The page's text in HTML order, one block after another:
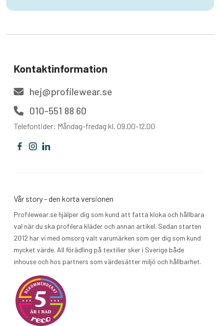
Kontaktinformation
hej@profilewear.se
010-551 88 60
Telefontider: Måndag-fredag kl. 09.00-12.00
Vår story - den korta versionen
Profilewear.se hjälper dig som kund att fatta kloka och hållbara
val när du ska profilera kläder och annan artikel. Sedan starten
2012 har vi med omsorg valt varumärken som ger dig som kund
mycket värde. All förädling på textilier sker i Sverige både
inhouse och hos partners som värdesätter miljö och hållbarhet.